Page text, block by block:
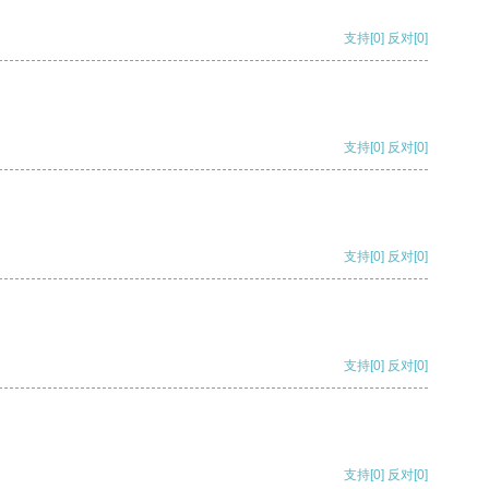
支持[0] 反对[0]
支持[0] 反对[0]
支持[0] 反对[0]
支持[0] 反对[0]
支持[0] 反对[0]